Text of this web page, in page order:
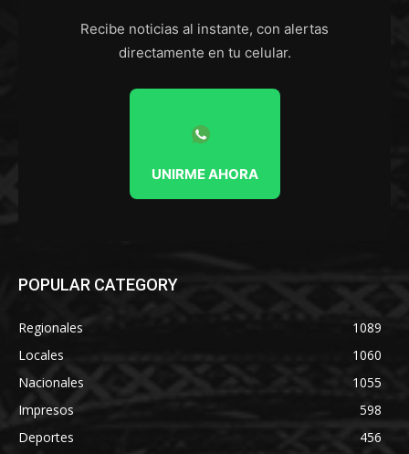
Recibe noticias al instante, con alertas
directamente en tu celular.
UNIRME AHORA
POPULAR CATEGORY
Regionales
1089
Locales
1060
Nacionales
1055
Impresos
598
Deportes
456